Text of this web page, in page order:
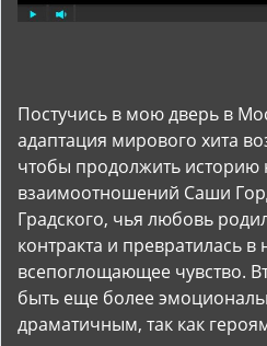
Постучись в мою дверь в
адаптация мирового хита
чтобы продолжить историю
взаимоотношений Саши
Градского, чья любовь
контракта и превратилась в
всепоглощающее чувство.
быть еще более
драматичным, так как